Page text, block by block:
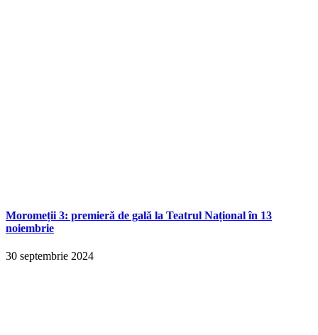
Moromeții 3: premieră de gală la Teatrul Național în 13
noiembrie
30 septembrie 2024